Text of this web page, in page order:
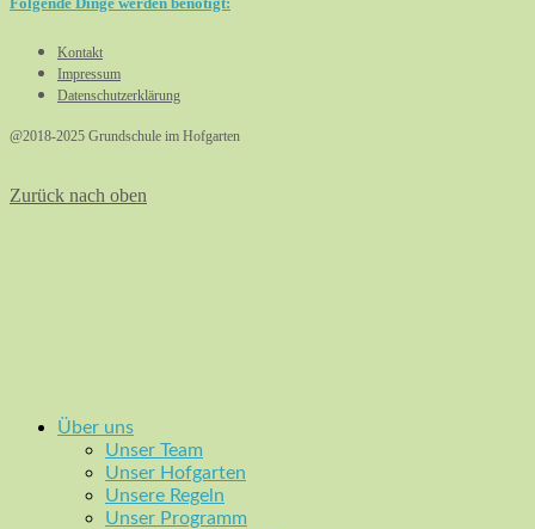
Kontakt
Impressum
Datenschutzerklärung
@2018-2025 Grundschule im Hofgarten
Zurück nach oben
Über uns
Unser Team
Unser Hofgarten
Unsere Regeln
Unser Programm